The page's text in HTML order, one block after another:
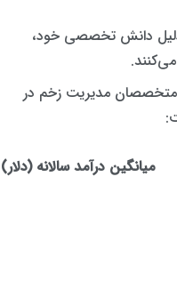
دانش تخصصی خود،
متخصصان مدیریت زخم در
میانگین درآمد سالانه (دلار)